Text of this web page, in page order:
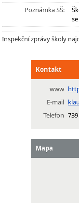
Poznámka SŠ:
Inspekční zprávy školy
Kontakt
www
E-mail
Telefon
Mapa